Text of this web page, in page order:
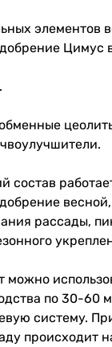
элементов
Цимус
состав
рассады,
можно
по 30-60
систему.
происходит